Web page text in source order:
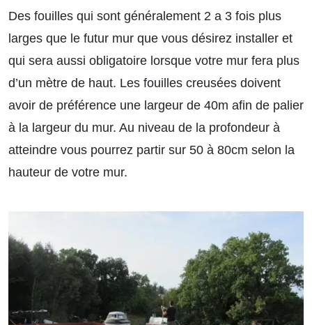
Des fouilles qui sont généralement 2 a 3 fois plus
larges que le futur mur que vous désirez installer et
qui sera aussi obligatoire lorsque votre mur fera plus
d’un mètre de haut. Les fouilles creusées doivent
avoir de préférence une largeur de 40m afin de palier
à la largeur du mur. Au niveau de la profondeur à
atteindre vous pourrez partir sur 50 à 80cm selon la
hauteur de votre mur.